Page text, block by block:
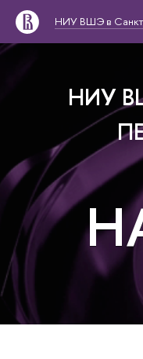
НИУ ВШЭ в
НИУ